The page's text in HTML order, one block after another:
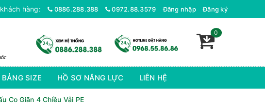
Xưởng Dệt Bo Long Biên - Chuyên nhận dệt Các Loại Bo Áo Khoác Thời Trang Nam, Nữ Cao Cấp
hàng: 0886.288.388 0972.88.3579 Đăng nhập Đăng ký
0
BẢNG SIZE HỒ SƠ NĂNG LỰC LIÊN HỆ
Co Giãn 4 Chiều Vải PE